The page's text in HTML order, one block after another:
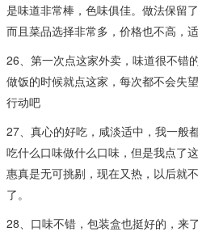
是味道非常棒，色味俱佳。做法保留
而且菜品选择非常多，价格也不高，
26、第一次点这家外卖，味道很不错
做饭的时候就点这家，每次都不会失
行动吧
27、真心的好吃，咸淡适中，我一般
吃什么口味做什么口味，但是我点了
惠真是无可挑剔，现在又热，以后就
了。
28、口味不错，包装盒也挺好的，来